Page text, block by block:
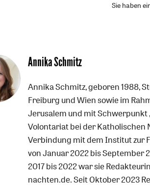
Sie haben
Annika Schmitz
Annika Schmitz, geboren 1988,
Freiburg und Wien sowie im
Jerusalem und mit Schwerpunkt
Volontariat bei der
Verbindung mit dem Institut zur
von Januar 2022 bis September
2017 bis 2022 war sie
nachten.de. Seit Oktober 2023